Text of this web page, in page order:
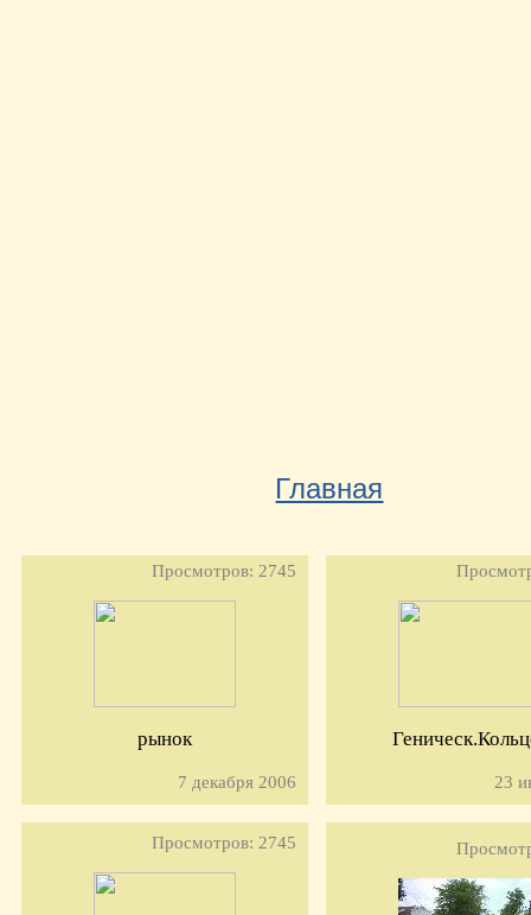
Главная
Просмотров: 2745
рынок
7 декабря 2006 23
Просмотров: 2745